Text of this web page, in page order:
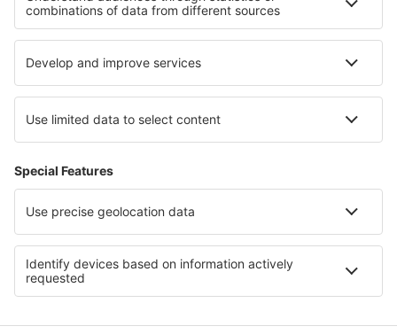
Hotely na Sicílii Hotely na Jungfrau Hotely na Ithace
Hotely in Alpbachtal Hotely v Holguinu
Hotely v Drake Bay